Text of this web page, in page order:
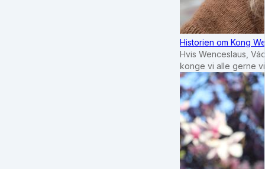
Historien om Kong
Hvis Wenceslaus,
konge vi alle gerne